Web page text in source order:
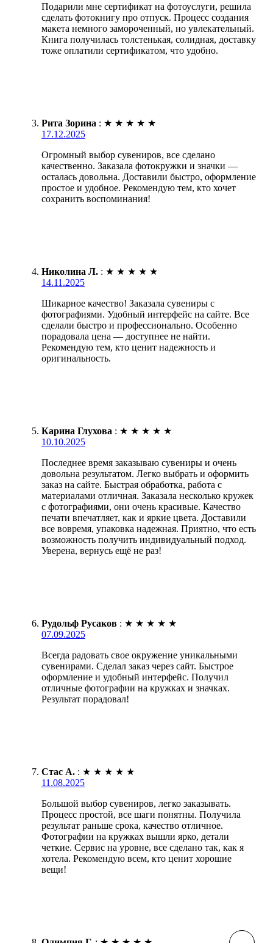
Подарили мне сертификат на фотоуслуги, решила
сделать фотокнигу про отпуск. Процесс создания
макета немного замороченный, но увлекательный.
Книга получилась толстенькая, солидная, доставку
тоже оплатили сертификатом, что удобно.
Рита Зорина : ★ ★ ★ ★ ★
17.12.2025
Огромный выбор сувениров, все сделано
качественно. Заказала фотокружки и значки —
осталась довольна. Доставили быстро, оформление
простое и удобное. Рекомендую тем, кто хочет
сохранить воспоминания!
Николина Л. : ★ ★ ★ ★ ★
14.11.2025
Шикарное качество! Заказала сувениры с
фотографиями. Удобный интерфейс на сайте. Все
сделали быстро и профессионально. Особенно
порадовала цена — доступнее не найти.
Рекомендую тем, кто ценит надежность и
оригинальность.
Карина Глухова : ★ ★ ★ ★ ★
10.10.2025
Последнее время заказываю сувениры и очень
довольна результатом. Легко выбрать и оформить
заказ на сайте. Быстрая обработка, работа с
материалами отличная. Заказала несколько кружек
с фотографиями, они очень красивые. Качество
печати впечатляет, как и яркие цвета. Доставили
все вовремя, упаковка надежная. Приятно, что есть
возможность получить индивидуальный подход.
Уверена, вернусь ещё не раз!
Рудольф Русаков : ★ ★ ★ ★ ★
07.09.2025
Всегда радовать свое окружение уникальными
сувенирами. Сделал заказ через сайт. Быстрое
оформление и удобный интерфейс. Получил
отличные фотографии на кружках и значках.
Результат порадовал!
Стас А. : ★ ★ ★ ★ ★
11.08.2025
Большой выбор сувениров, легко заказывать.
Процесс простой, все шаги понятны. Получила
результат раньше срока, качество отличное.
Фотографии на кружках вышли ярко, детали
четкие. Сервис на уровне, все сделано так, как я
хотела. Рекомендую всем, кто ценит хорошие
вещи!